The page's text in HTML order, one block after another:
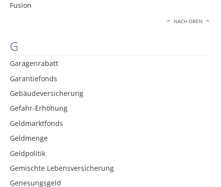
Fusion
NACH OBEN
G
Garagenrabatt
Garantiefonds
Gebäudeversicherung
Gefahr-Erhöhung
Geldmarktfonds
Geldmenge
Geldpolitik
Gemischte Lebensversicherung
Genesungsgeld